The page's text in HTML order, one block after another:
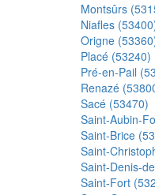
Montsûrs
Niafles
Origne
Placé (53240)
Pré-en-Pail
Renazé
Sacé (53470)
Saint-Aubin-
Saint-Brice
Saint-
Saint-Denis-
Saint-Fort